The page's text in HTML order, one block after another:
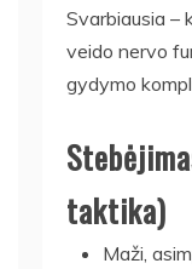
Svarbiausia –
veido nervo
gydymo
taktika)
Maži,